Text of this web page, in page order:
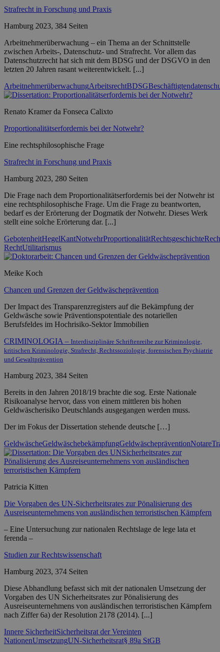
Strafrecht in Forschung und Praxis
Hamburg 2023, 384 Seiten
Arbeitnehmerüberwachung – ein Thema an der Schnittstelle
zwischen Arbeits-, Datenschutz- und Strafrecht. Vor allem das
Datenschutzrecht hat sich mit dem BDSG und der DSGVO in den
letzten 20 Jahren rasant weiterentwickelt. [...]
ArbeitnehmerüberwachungArbeitsrechtBDSG
Renato Kramer da Fonseca Calixto
Proportionalitätserfordernis bei der Notwehr?
Eine rechtsphilosophische Frage
Strafrecht in Forschung und Praxis
Hamburg 2023, 280 Seiten
Die Frage nach dem Proportionalitätserfordernis bei der Notwehr ist
eine rechtsphilosophische Frage. Um die Frage zu beantworten,
bedarf es der Erörterung der Dogmatik der Notwehr. Dieses Werk
stellt eine solche Erörterung dar. [...]
GebotenheitHegelKantNotwehrProportionalitätRechtsgeschichte
RechtUtilitarismus
Meike Koch
Chancen und Grenzen der Geldwäscheprävention
Der Impact des Transparenzregisters auf die Bekämpfung der
Geldwäsche sowie Präventionspotentiale des notariellen
Berufsfeldes im Hochrisiko-Sektor Immobilien
CRIMINOLOGIA – Interdisziplinäre Schriftenreihe zur Kriminologie,
kritischen Kriminologie, Strafrecht, Rechtssoziologie, forensischen Psychiatrie
und Gewaltprävention
Hamburg 2023, 384 Seiten
Bereits in den Jahren 2018/19 brachte die sog. Erste Nationale
Risikoanalyse hervor, dass von einem mittleren bis hohen
Geldwäscherisiko Deutschlands ausgegangen werden muss.
Der im Fokus der Dissertation stehende deutsche […]
GeldwäscheGeldwäschebekämpfungGeldwäschepräventionNotare
Patricia Kitten
Die Vorgaben des UN-Sicherheitsrates zur Pönalisierung des
Ausreiseunternehmens von ausländischen terroristischen Kämpfern
– Eine Untersuchung zur nationalen Rechtslage de lege lata et
ferenda –
Studien zur Rechtswissenschaft
Hamburg 2023, 374 Seiten
Diese Abhandlung befasst sich mit der nationalen Umsetzung der
Vorgaben des UN Sicherheitsrates zur Pönalisierung des
Ausreiseunternehmens von ausländischen terroristischen Kämpfern
nach Ziffer 6a) der Resolution 2178 (2014). [...]
Innere SicherheitSicherheitsrat der Vereinten
NationenUmsetzungUN-Sicherheitsrat§ 89a StGB